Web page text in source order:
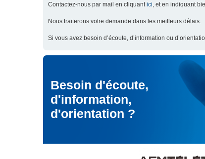
Contactez-nous par mail en cliquantici, et en indiquant
Nous traiterons votre demande dans les meilleurs délais.
Si vous avez besoin d’écoute, d’information ou
Besoin d'écoute,
d'information,
d'orientation ?